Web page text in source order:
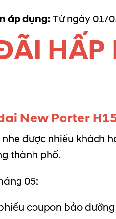
áp dụng: Từ ngày 01/
HẤP
New Porter
nhẹ được nhiều khách
thành phố.
05:
coupon bảo dưỡng